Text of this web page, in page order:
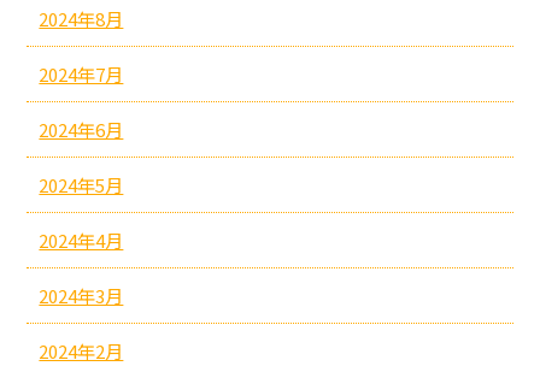
2024年8月
2024年7月
2024年6月
2024年5月
2024年4月
2024年3月
2024年2月